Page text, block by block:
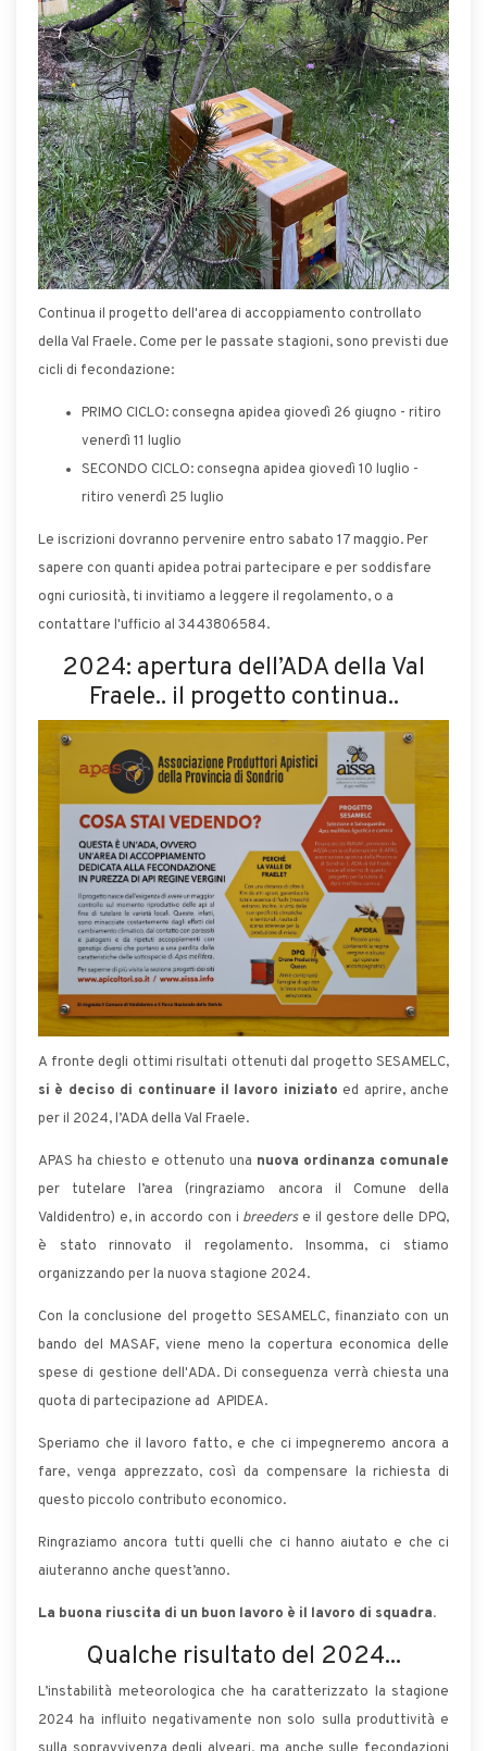
Continua il progetto dell'area di accoppiamento controllato
della Val Fraele. Come per le passate stagioni, sono previsti due
cicli di fecondazione:
PRIMO CICLO: consegna apidea giovedì 26 giugno - ritiro
venerdì 11 luglio
SECONDO CICLO: consegna apidea giovedì 10 luglio -
ritiro venerdì 25 luglio
Le iscrizioni dovranno pervenire entro sabato 17 maggio. Per
sapere con quanti apidea potrai partecipare e per soddisfare
ogni curiosità, ti invitiamo a leggere il regolamento, o a
contattare l'ufficio al 3443806584.
2024: apertura dell’ADA della Val
Fraele.. il progetto continua..
A fronte degli ottimi risultati ottenuti dal progetto SESAMELC,
si è deciso di continuare il lavoro iniziato ed aprire, anche
per il 2024, l’ADA della Val Fraele.
APAS ha chiesto e ottenuto una nuova ordinanza comunale
per tutelare l’area (ringraziamo ancora il Comune della
Valdidentro) e, in accordo con i breederse il gestore delle DPQ,
è stato rinnovato il regolamento. Insomma, ci stiamo
organizzando per la nuova stagione 2024.
Con la conclusione del progetto SESAMELC, finanziato con un
bando del MASAF, viene meno la copertura economica delle
spese di gestione dell'ADA. Di conseguenza verrà chiesta una
quota di partecipazione ad APIDEA.
Speriamo che il lavoro fatto, e che ci impegneremo ancora a
fare, venga apprezzato, così da compensare la richiesta di
questo piccolo contributo economico.
Ringraziamo ancora tutti quelli che ci hanno aiutato e che ci
aiuteranno anche quest’anno.
La buona riuscita di un buon lavoro è il lavoro di squadra.
Qualche risultato del 2024...
L’instabilità meteorologica che ha caratterizzato la stagione
2024 ha influito negativamente non solo sulla produttività e